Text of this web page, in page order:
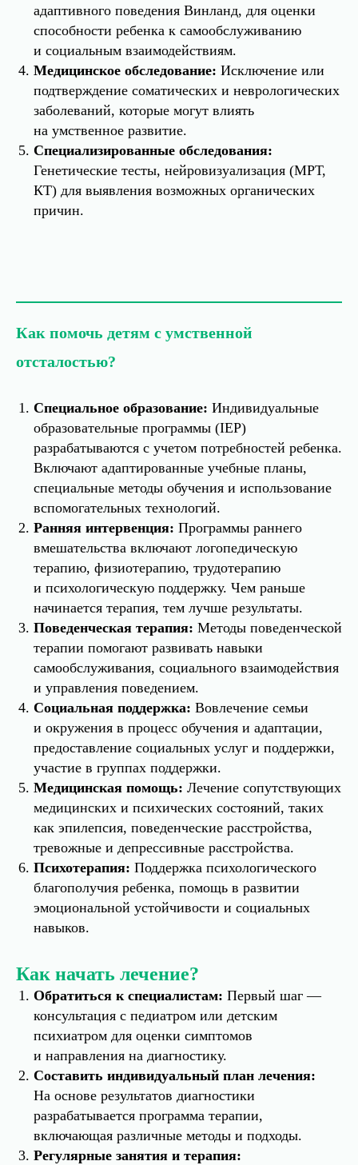
адаптивного поведения Винланд, для оценки
способности ребенка к самообслуживанию
и социальным взаимодействиям.
Медицинское обследование: Исключение или
подтверждение соматических и неврологических
заболеваний, которые могут влиять
на умственное развитие.
Специализированные обследования:
Генетические тесты, нейровизуализация (МРТ,
КТ) для выявления возможных органических
причин.
Как помочь детям с умственной
отсталостью?
Специальное образование: Индивидуальные
образовательные программы (IEP)
разрабатываются с учетом потребностей ребенка.
Включают адаптированные учебные планы,
специальные методы обучения и использование
вспомогательных технологий.
Ранняя интервенция: Программы раннего
вмешательства включают логопедическую
терапию, физиотерапию, трудотерапию
и психологическую поддержку. Чем раньше
начинается терапия, тем лучше результаты.
Поведенческая терапия: Методы поведенческой
терапии помогают развивать навыки
самообслуживания, социального взаимодействия
и управления поведением.
Социальная поддержка: Вовлечение семьи
и окружения в процесс обучения и адаптации,
предоставление социальных услуг и поддержки,
участие в группах поддержки.
Медицинская помощь: Лечение сопутствующих
медицинских и психических состояний, таких
как эпилепсия, поведенческие расстройства,
тревожные и депрессивные расстройства.
Психотерапия: Поддержка психологического
благополучия ребенка, помощь в развитии
эмоциональной устойчивости и социальных
навыков.
Как начать лечение?
Обратиться к специалистам: Первый шаг —
консультация с педиатром или детским
психиатром для оценки симптомов
и направления на диагностику.
Составить индивидуальный план лечения:
На основе результатов диагностики
разрабатывается программа терапии,
включающая различные методы и подходы.
Регулярные занятия и терапия: